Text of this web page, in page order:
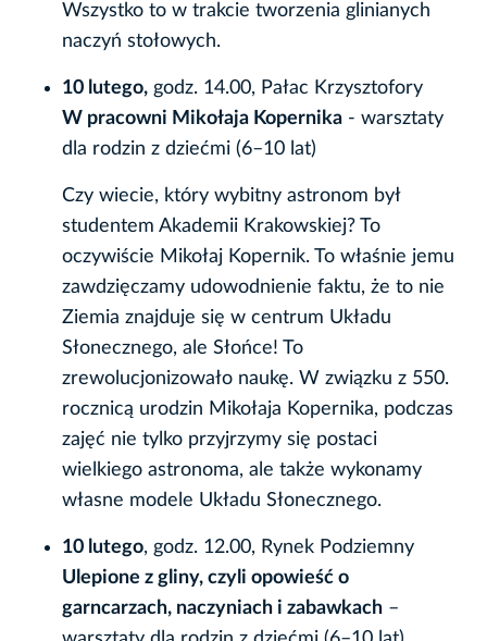
Wszystko to w trakcie tworzenia glinianych
naczyń stołowych.
10 lutego, godz. 14.00, Pałac Krzysztofory
W pracowni Mikołaja Kopernika - warsztaty
dla rodzin z dziećmi (6–10 lat)
Czy wiecie, który wybitny astronom był
studentem Akademii Krakowskiej? To
oczywiście Mikołaj Kopernik. To właśnie jemu
zawdzięczamy udowodnienie faktu, że to nie
Ziemia znajduje się w centrum Układu
Słonecznego, ale Słońce! To
zrewolucjonizowało naukę. W związku z 550.
rocznicą urodzin Mikołaja Kopernika, podczas
zajęć nie tylko przyjrzymy się postaci
wielkiego astronoma, ale także wykonamy
własne modele Układu Słonecznego.
10 lutego, godz. 12.00, Rynek Podziemny
Ulepione z gliny, czyli opowieść o
garncarzach, naczyniach i zabawkach –